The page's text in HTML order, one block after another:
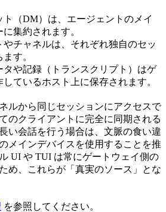
ト（DM）は、エージェントのメイ
集約されます。
やチャネルは、それぞれ独自のセッ
す。
タや記録（トランスクリプト）はゲ
ているホスト上に保存されます。
ルから同じセッションにアクセスで
のクライアントに完全に同期される
い会話を行う場合は、文脈の食い違
メインデバイスを使用することを推
UI や TUI は常にゲートウェイ側の
め、これらが「真実のソース」とな
を参照してください。